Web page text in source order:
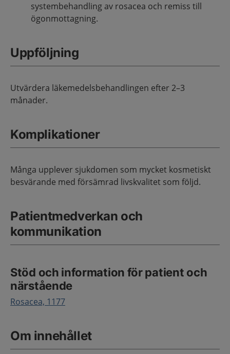
systembehandling av rosacea och remiss till
ögonmottagning.
Uppföljning
Utvärdera läkemedelsbehandlingen efter 2–3
månader.
Komplikationer
Många upplever sjukdomen som mycket kosmetiskt
besvärande med försämrad livskvalitet som följd.
Patientmedverkan och
kommunikation
Stöd och information för patient och
närstående
Rosacea, 1177
Om innehållet